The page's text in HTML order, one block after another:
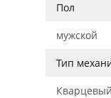
Пол
мужской
Тип
Кварцевый